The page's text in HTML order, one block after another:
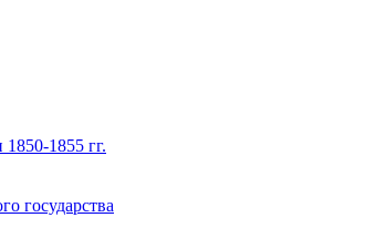
1855 гг.
государства